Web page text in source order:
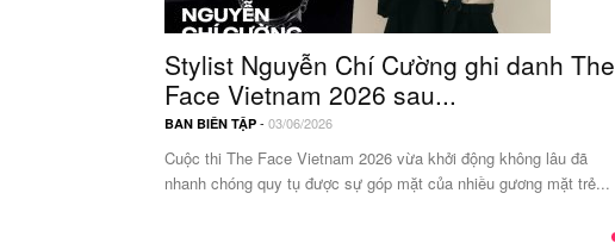
Stylist Nguyễn Chí Cường ghi danh The
Face Vietnam 2026 sau...
BAN BIÊN TẬP - 03/06/2026
Cuộc thi The Face Vietnam 2026 vừa khởi động không lâu đã
nhanh chóng quy tụ được sự góp mặt của nhiều gương mặt trẻ...